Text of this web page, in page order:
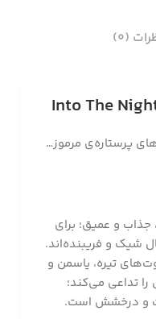
(0)
Into The
پرستاره‌ی مرموز…
و عمیق؛ برای
شیک و فریبنده‌اند.
تیره، یاسمن و
تداعی می‌کند؛
و درخشش است.